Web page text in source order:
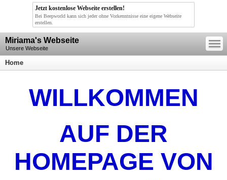
Jetzt kostenlose Webseite erstellen!
Bei Beepworld kann sich jeder ohne Vorkenntnisse eine eigene Webseite
erstellen.
Miriama's Webseite
Unsere Webseite
—
—
—
Home
WILLKOMMEN
AUF DER
HOMEPAGE VON